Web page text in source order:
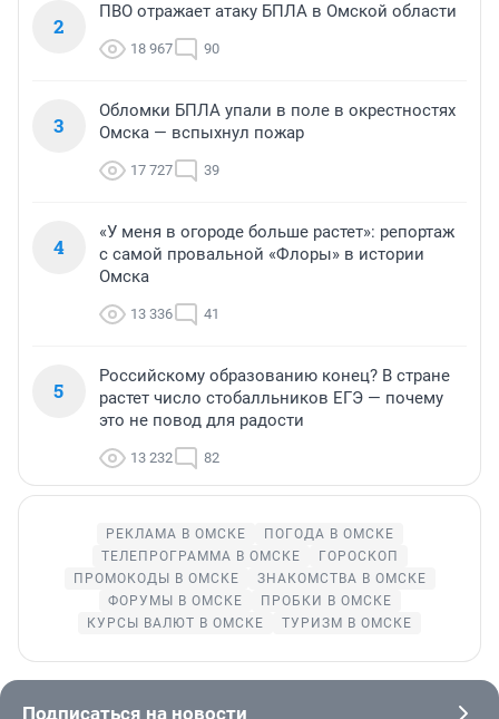
2
ПВО отражает атаку БПЛА в Омской области
18 967 90
3
Обломки БПЛА упали в поле в окрестностях
Омска — вспыхнул пожар
17 727 39
4
«У меня в огороде больше растет»: репортаж
с самой провальной «Флоры» в истории
Омска
13 336 41
5
Российскому образованию конец? В стране
растет число стобалльников ЕГЭ — почему
это не повод для радости
13 232 82
РЕКЛАМА В ОМСКЕ
ПОГОДА В ОМСКЕ
ТЕЛЕПРОГРАММА В ОМСКЕ
ГОРОСКОП
ПРОМОКОДЫ В ОМСКЕ
ЗНАКОМСТВА В ОМСКЕ
ФОРУМЫ В ОМСКЕ
ПРОБКИ В ОМСКЕ
КУРСЫ ВАЛЮТ В ОМСКЕ
ТУРИЗМ В ОМСКЕ
Подписаться на новости